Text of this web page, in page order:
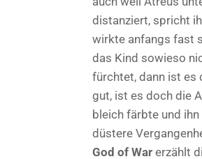
distanziert, spricht
wirkte anfangs fast
das Kind sowieso
fürchtet, dann ist es
gut, ist es doch die
bleich färbte und
düstere
God of War erzählt